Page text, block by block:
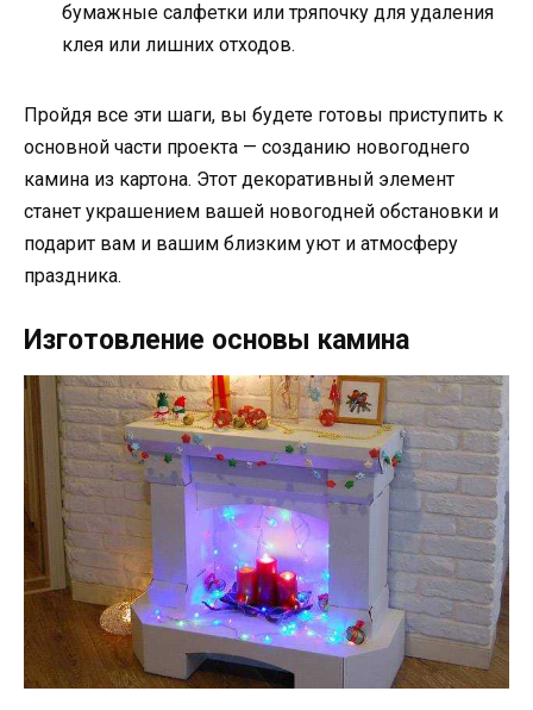
бумажные салфетки или тряпочку для удаления
клея или лишних отходов.
Пройдя все эти шаги, вы будете готовы приступить к
основной части проекта — созданию новогоднего
камина из картона. Этот декоративный элемент
станет украшением вашей новогодней обстановки и
подарит вам и вашим близким уют и атмосферу
праздника.
Изготовление основы камина